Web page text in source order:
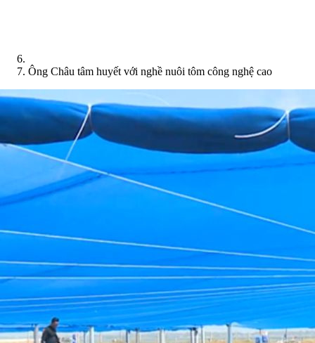
Ông Châu tâm huyết với nghề nuôi tôm công nghệ cao